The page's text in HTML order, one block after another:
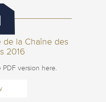
de la Chaîne des
2016
version here.